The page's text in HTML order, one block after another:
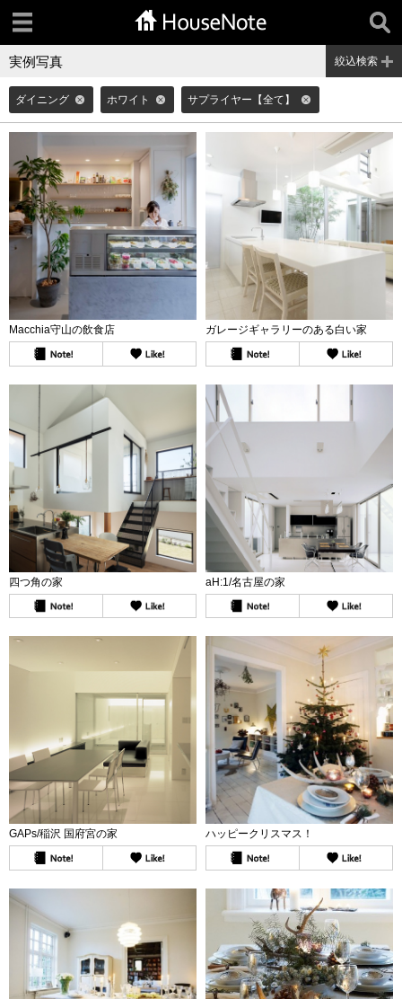
実例写真 絞込検索
ダイニング ホワイト サプライヤー【全て】
Macchia守山の飲食店 ガレージギャラリーのある白い家
四つ角の家 aH:1/名古屋の家
GAPs/稲沢 国府宮の家 ハッピークリスマス！